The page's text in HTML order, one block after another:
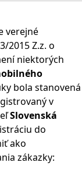
verejné
2015 Z.z. o
niektorých
bola stanovená
v
Slovenská
do
ako
zákazky: